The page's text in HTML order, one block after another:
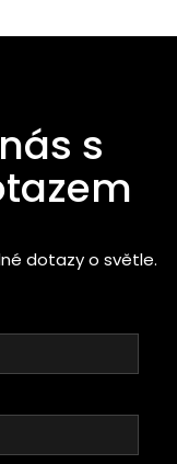
s
dotazy o světle.